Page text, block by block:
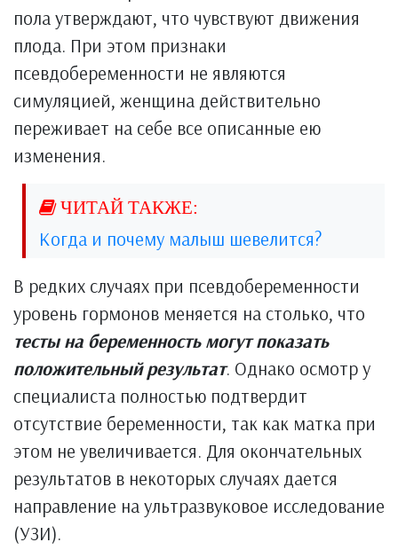
пола утверждают, что чувствуют движения
плода. При этом признаки
псевдобеременности не являются
симуляцией, женщина действительно
переживает на себе все описанные ею
изменения.
Когда и почему малыш шевелится?
В редких случаях при псевдобеременности
уровень гормонов меняется на столько, что
тесты на беременность могут показать
положительный результат. Однако осмотр у
специалиста полностью подтвердит
отсутствие беременности, так как матка при
этом не увеличивается. Для окончательных
результатов в некоторых случаях дается
направление на ультразвуковое исследование
(УЗИ).